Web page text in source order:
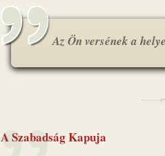
Az Ön versének a
A Szabadság Kapuja